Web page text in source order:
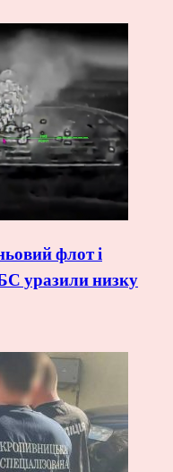
флот і
уразили низку